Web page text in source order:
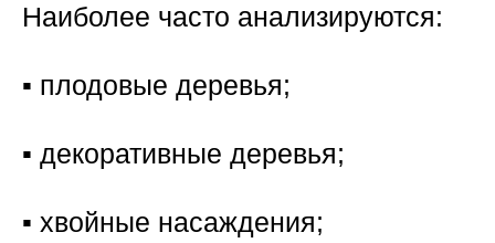
Наиболее часто анализируются:
▪️ плодовые деревья;
▪️ декоративные деревья;
▪️ хвойные насаждения;